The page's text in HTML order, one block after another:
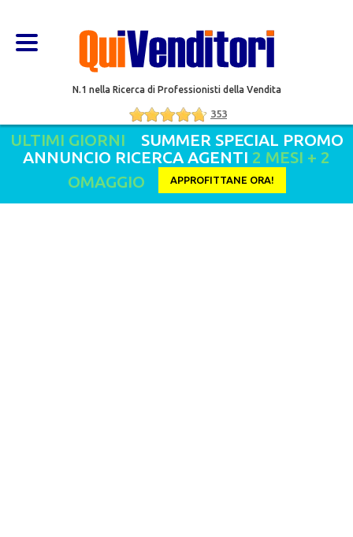
N.1 nella Ricerca di Professionisti della Vendita
353
ULTIMI GIORNI SUMMER SPECIAL PROMO
ANNUNCIO RICERCA AGENTI 2 MESI + 2
OMAGGIO
APPROFITTANE ORA!